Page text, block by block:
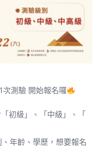
次測驗 開始報名囉
初級 」、「 中級 」、「
年齡、學歷，想要報名